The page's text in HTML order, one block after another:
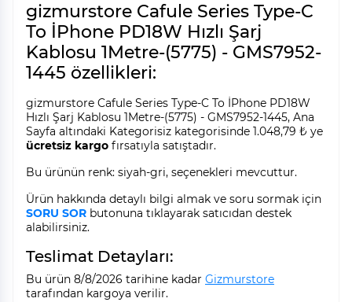
gizmurstore Cafule Series Type-C
To İPhone PD18W Hızlı Şarj
Kablosu 1Metre-(5775) - GMS7952-
1445 özellikleri:
gizmurstore Cafule Series Type-C To İPhone PD18W
Hızlı Şarj Kablosu 1Metre-(5775) - GMS7952-1445, Ana
Sayfa altındaki Kategorisiz kategorisinde 1.048,79 ₺ ye
ücretsiz kargo fırsatıyla satıştadır.
Bu ürünün renk: siyah-gri, seçenekleri mevcuttur.
Ürün hakkında detaylı bilgi almak ve soru sormak için
SORU SOR butonuna tıklayarak satıcıdan destek
alabilirsiniz.
Teslimat Detayları:
Bu ürün 8/8/2026 tarihine kadar Gizmurstore
tarafından kargoya verilir.